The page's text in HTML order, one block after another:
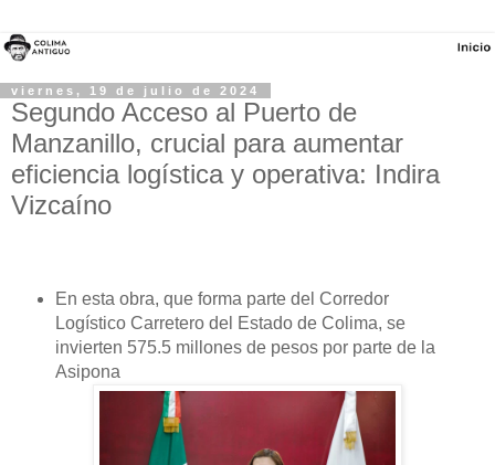
viernes, 19 de julio de 2024
Segundo Acceso al Puerto de
Manzanillo, crucial para aumentar
eficiencia logística y operativa: Indira
Vizcaíno
En esta obra, que forma parte del Corredor
Logístico Carretero del Estado de Colima, se
invierten 575.5 millones de pesos por parte de la
Asipona